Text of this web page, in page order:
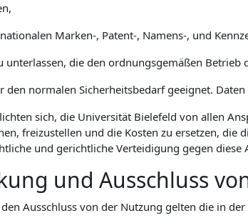
Marken-, Patent-, Namens-, und
unterlassen, die den ordnungsgemäßen Betrieb
normalen Sicherheitsbedarf geeignet.
sich, die Universität Bielefeld von allen
freizustellen und die Kosten zu ersetzen,
und gerichtliche Verteidigung gegen diese
und Ausschluss
Ausschluss von der Nutzung gelten die in